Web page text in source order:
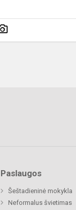
Paslaugos
Šeštadieninė mokykla
Neformalus švietimas